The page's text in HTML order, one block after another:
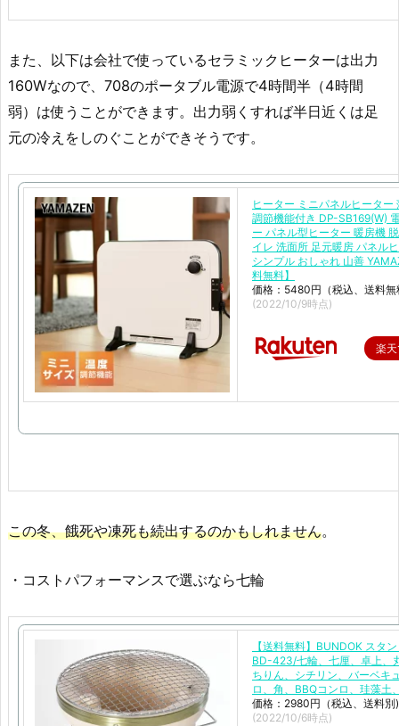
また、以下は会社で使っているセラミックヒーターは出力
160Wなので、708のポータブル電源で4時間半（4時間
弱）は使うことができます。出力弱くすれば半日近くは足
元の冷えをしのぐことができそうです。
ヒーター ミニパネルヒーター
調節機能付き DP-SB169(W)
ー パネル型ヒーター 暖房機
イレ 洗面所 足元暖房 パネル
シンプル おしゃれ 山善
料無料】
価格：5480円（税込、送料無
(2022/10/9時点)
楽
この冬、餓死や凍死も続出するのかもしれません。
・コストパフォーマンスで選ぶなら七輪
【送料無料】BUNDOK スタ
BD-423/七輪、七厘、卓上、
ちりん、シチリン、バーベキ
ロ、角、BBQコンロ、珪藻土
価格：2980円（税込、送料別)
(2022/10/6時点)